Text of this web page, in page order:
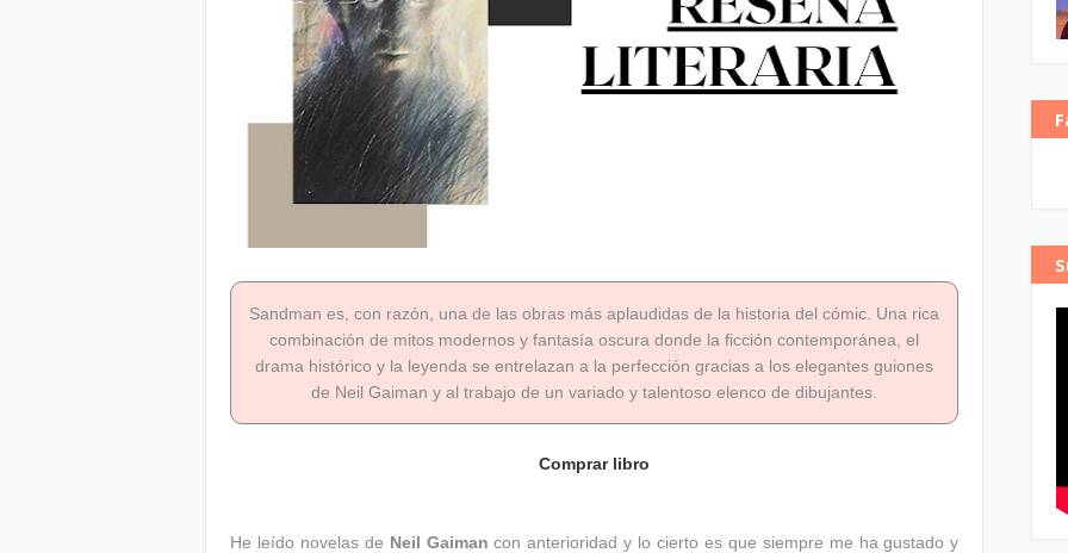
Sandman es, con razón, una de las obras más aplaudidas de la historia del cómic. Una rica
combinación de mitos modernos y fantasía oscura donde la ficción contemporánea, el
drama histórico y la leyenda se entrelazan a la perfección gracias a los elegantes guiones
de Neil Gaiman y al trabajo de un variado y talentoso elenco de dibujantes.
Comprar libro
He leído novelas de Neil Gaiman con anterioridad y lo cierto es que siempre me ha gustado y